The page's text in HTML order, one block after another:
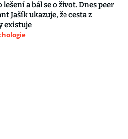
lešení a bál se o život. Dnes peer
Jašík ukazuje, že cesta z
existuje